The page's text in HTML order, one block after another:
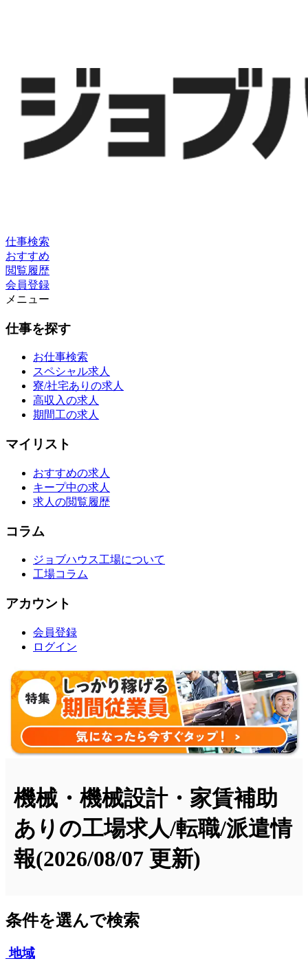
仕事検索
おすすめ
閲覧履歴
会員登録
メニュー
仕事を探す
お仕事検索
スペシャル求人
寮/社宅ありの求人
高収入の求人
期間工の求人
マイリスト
おすすめの求人
キープ中の求人
求人の閲覧履歴
コラム
ジョブハウス工場について
工場コラム
アカウント
会員登録
ログイン
機械・機械設計・家賃補助
ありの工場求人/転職/派遣情
報(2026/08/07 更新)
条件を選んで検索
地域